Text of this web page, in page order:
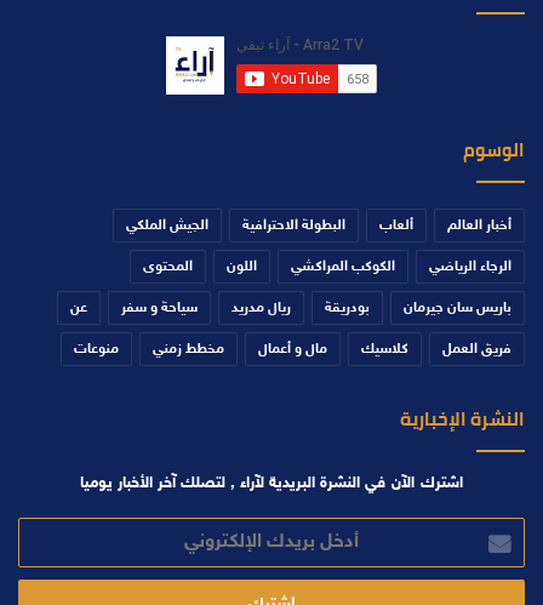
الوسوم
أخبار العالم ألعاب البطولة الاحترافية الجيش الملكي
الرجاء الرياضي الكوكب المراكشي اللون المحتوى
باريس سان جيرمان بودريقة ريال مدريد سياحة و سفر عن
فريق العمل كلاسيك مال و أعمال مخطط زمني منوعات
النشرة الإخبارية
اشترك الآن في النشرة البريدية لآراء , لتصلك آخر الأخبار يوميا
بريدك
الإلكتروني